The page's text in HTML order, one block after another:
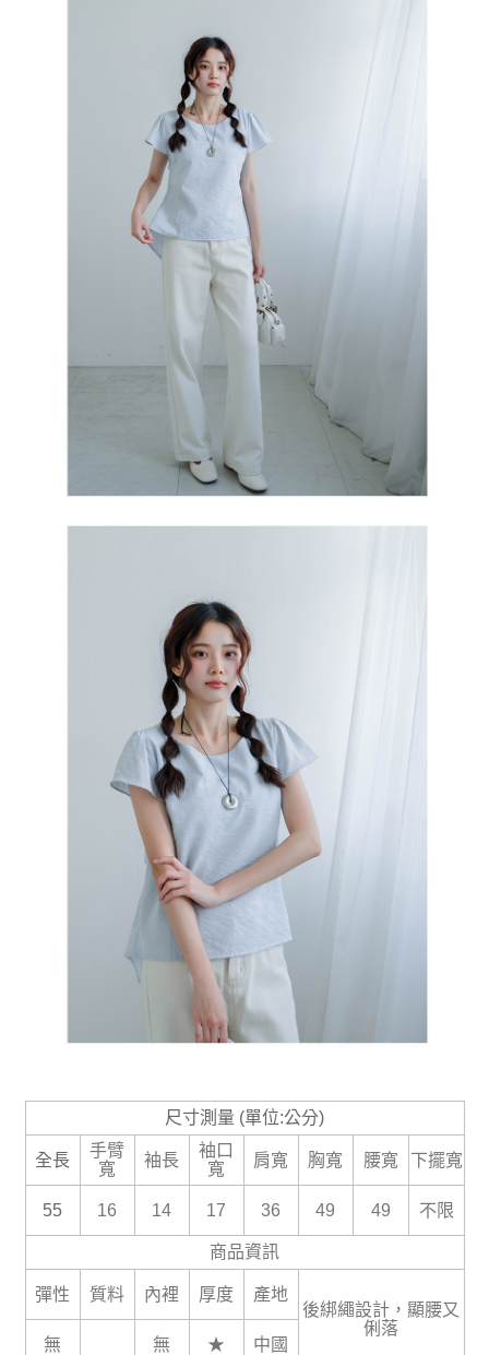
尺寸測量 (單位:公分)
全長
手臂
寬
袖長
袖口
寬
肩寬 胸寬 腰寬 下擺寬
55 16 14 17 36 49 49 不限
商品資訊
彈性 質料 內裡 厚度
產地
後綁繩設計，顯腰又
俐落
無
無 ★
中國